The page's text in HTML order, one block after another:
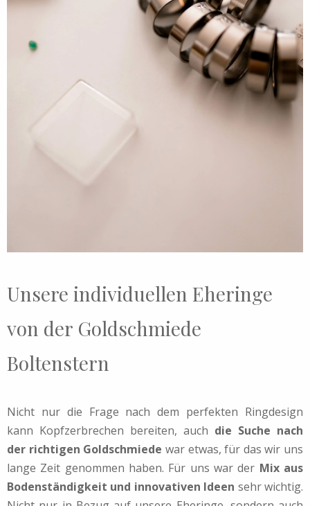
Unsere individuellen Eheringe
von der Goldschmiede
Boltenstern
Nicht nur die Frage nach dem perfekten Ringdesign
kann Kopfzerbrechen bereiten, auch die Suche nach
der richtigen Goldschmiede war etwas, für das wir uns
lange Zeit genommen haben. Für uns war der Mix aus
Bodenständigkeit und innovativen Ideen sehr wichtig.